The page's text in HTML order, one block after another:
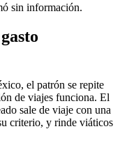
sin información.
el patrón se repite
de viajes funciona. El
sale de viaje con una
criterio, y rinde viáticos